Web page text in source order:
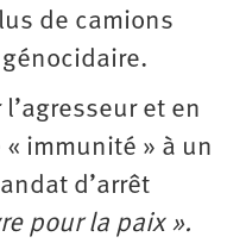
de camions
et en
immunité » à un
d’arrêt
pour la paix ».